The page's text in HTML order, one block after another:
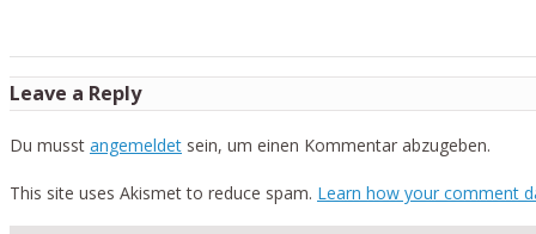
Leave a Reply
Du musst angemeldet sein, um einen Kommentar abzugeben.
This site uses Akismet to reduce spam. Learn how your comment